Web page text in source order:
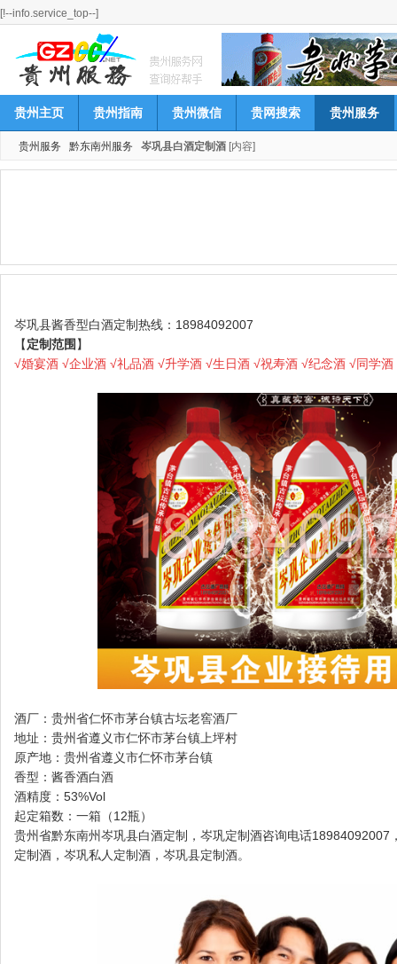
[!--info.service_top--]
贵州主页 贵州指南 贵州微信 贵网搜索 贵州服务
贵州服务 黔东南州服务 岑巩县白酒定制酒 [内容]
岑巩县酱香型白酒定制热线：18984092007
【定制范围 】
√婚宴酒 √企业酒 √礼品酒 √升学酒 √生日酒 √祝寿酒 √纪念酒 √同学
酒厂：贵州省仁怀市茅台镇古坛老窖酒厂
地址：贵州省遵义市仁怀市茅台镇上坪村
原产地：贵州省遵义市仁怀市茅台镇
香型：酱香酒白酒
酒精度：53%Vol
起定箱数：一箱（12瓶）
贵州省黔东南州岑巩县白酒定制，岑巩定制酒咨询电话18984092007
定制酒，岑巩私人定制酒，岑巩县定制酒。